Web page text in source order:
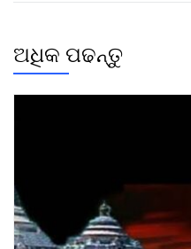
ଅଧିକ ପଢନ୍ତୁ